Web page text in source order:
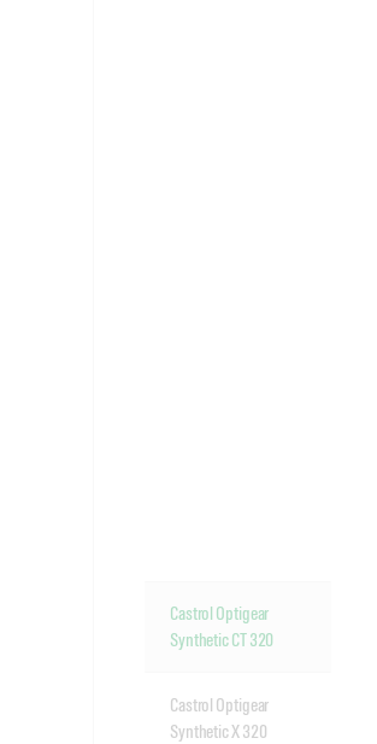
Castrol Optigear
Synthetic CT 320
Castrol Optigear
Synthetic X 320